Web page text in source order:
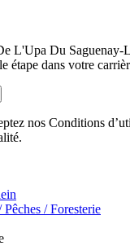
L'Upa Du Saguenay-
étape dans votre
nos Conditions
/ Foresterie